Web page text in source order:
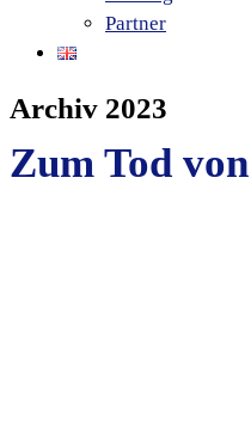
Partner
Archiv 2023
Zum Tod